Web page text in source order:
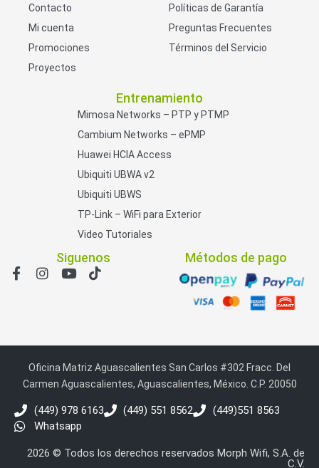
Contacto
Mi cuenta
Promociones
Proyectos
Políticas de Garantía
Preguntas Frecuentes
Términos del Servicio
Entrenamiento
Mimosa Networks – PTP y PTMP
Cambium Networks – ePMP
Huawei HCIA Access
Ubiquiti UBWA v2
Ubiquiti UBWS
TP-Link – WiFi para Exterior
Video Tutoriales
Siguenos Métodos de pago
Oficina Matriz Aguascalientes San Carlos #302 Fracc. Del
Carmen Aguascalientes, Aguascalientes, México. C.P. 20050
(449) 978 6163 (449) 551 8562
(449)551 8563
Whatsapp
2026 © Todos los derechos reservados Morph Wifi, S.A. de
C.V.